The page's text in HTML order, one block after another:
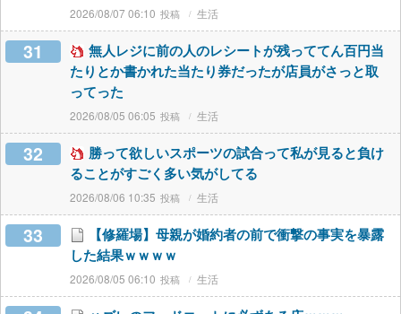
2026/08/07 06:10 生活
31
無人レジに前の人のレシートが残っててん百円当
たりとか書かれた当たり券だったが店員がさっと取
ってった
2026/08/05 06:05 生活
32
勝って欲しいスポーツの試合って私が見ると負け
ることがすごく多い気がしてる
2026/08/06 10:35 生活
33
【修羅場】母親が婚約者の前で衝撃の事実を暴露
した結果ｗｗｗｗ
2026/08/05 06:10 生活